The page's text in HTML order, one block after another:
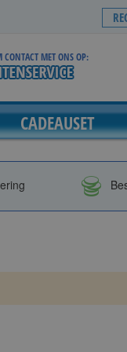
CONTACT MET ONS OP:
CADEAUSET